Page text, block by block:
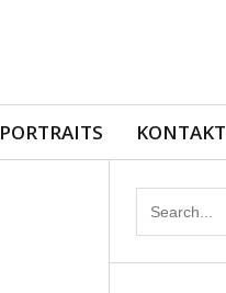
PORTRAITS KONTAKT